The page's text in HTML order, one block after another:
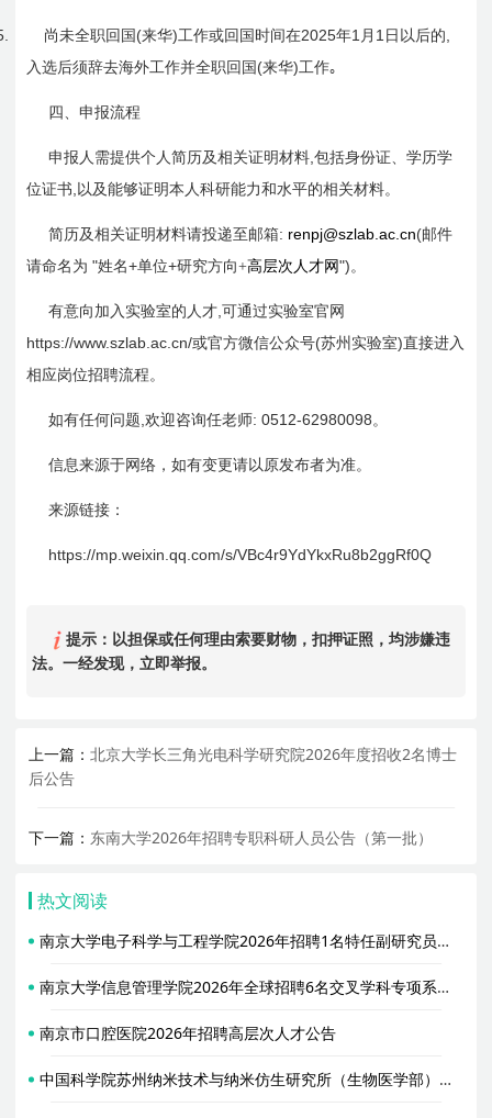
尚未全职回国 (来华)工作或回国时间在2025年1 月 1 日 以后的
入选后须辞去海外工作并全职回国 (来华)工作｡
四、申报流程
申报人需提供个人简历及相关证明材料 ,包括身份证、学历学
位证书 以及能够证明本人科研能力和水平的相关材料。
简历及相关证明材料请投递至邮箱: renpj@szlab.ac.cn(邮件
请命名为 "姓名+单位+研究方向+高层次人才网") 。
有意向加入实验室的人才 ,可通过实验室官网
https://www.szlab.ac.cn/或官方微信公众号(苏州实验室)直接进入
相应岗位招聘流程。
如有任何问题 ,欢迎咨询任老师: 0512-62980098 。
信息来源于网络，如有变更请以原发布者为准。
来源链接：
https://mp.weixin.qq.com/s/VBc4r9YdYkxRu8b2ggRf0Q
提示：以担保或任何理由索要财物，扣押证照，均涉嫌违
法。一经发现，立即举报。
上一篇：北京大学长三角光电科学研究院2026年度招收2名博士
后公告
下一篇： 东南大学2026年招聘专职科研人员公告（第一批）
热文阅读
南京大学电子科学与工程学院2026年招聘1名特任副研究员公告（YJ20260595）
南京大学信息管理学院2026年全球招聘6名交叉学科专项系列科研岗位人员启事
南京市口腔医院2026年招聘高层次人才公告
中国科学院苏州纳米技术与纳米仿生研究所（生物医学部）韩廉勇项目组2026年招聘启事